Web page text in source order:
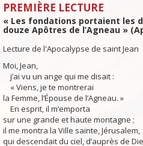
PREMIÈRE LECTURE
« Les fondations portaient les
douze Apôtres de l’Agneau »
Lecture de l'Apocalypse de saint Jean
Moi, Jean,
j’ai vu un ange qui me disait :
« Viens, je te montrerai
la Femme, l’Épouse de l’Agneau. »
En esprit, il m’emporta
sur une grande et haute montagne ;
il me montra la Ville sainte, Jérusalem,
qui descendait du ciel, d’auprès de